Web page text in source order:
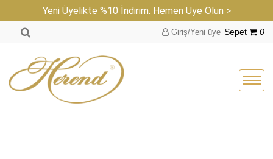
Yeni Üyelikte %10 İndirim. Hemen Üye Olun >
Giriş/Yeni üye Sepet 0